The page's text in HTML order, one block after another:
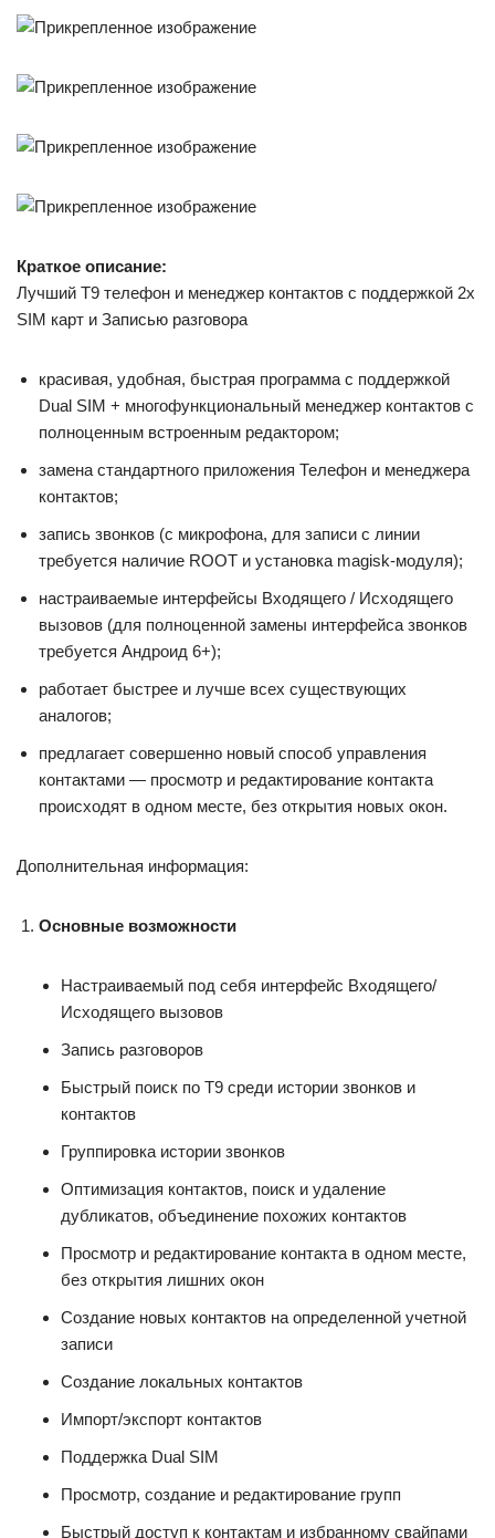
Краткое описание:
Лучший T9 телефон и менеджер контактов с поддержкой 2х
SIM карт и Записью разговора
красивая, удобная, быстрая программа с поддержкой
Dual SIM + многофункциональный менеджер контактов с
полноценным встроенным редактором;
замена стандартного приложения Телефон и менеджера
контактов;
запись звонков (с микрофона, для записи с линии
требуется наличие ROOT и установка magisk-модуля);
настраиваемые интерфейсы Входящего / Исходящего
вызовов (для полноценной замены интерфейса звонков
требуется Андроид 6+);
работает быстрее и лучше всех существующих
аналогов;
предлагает совершенно новый способ управления
контактами — просмотр и редактирование контакта
происходят в одном месте, без открытия новых окон.
Дополнительная информация:
Основные возможности
Настраиваемый под себя интерфейс Входящего/
Исходящего вызовов
Запись разговоров
Быстрый поиск по T9 среди истории звонков и
контактов
Группировка истории звонков
Оптимизация контактов, поиск и удаление
дубликатов, объединение похожих контактов
Просмотр и редактирование контакта в одном месте,
без открытия лишних окон
Создание новых контактов на определенной учетной
записи
Создание локальных контактов
Импорт/экспорт контактов
Поддержка Dual SIM
Просмотр, создание и редактирование групп
Быстрый доступ к контактам и избранному свайпами